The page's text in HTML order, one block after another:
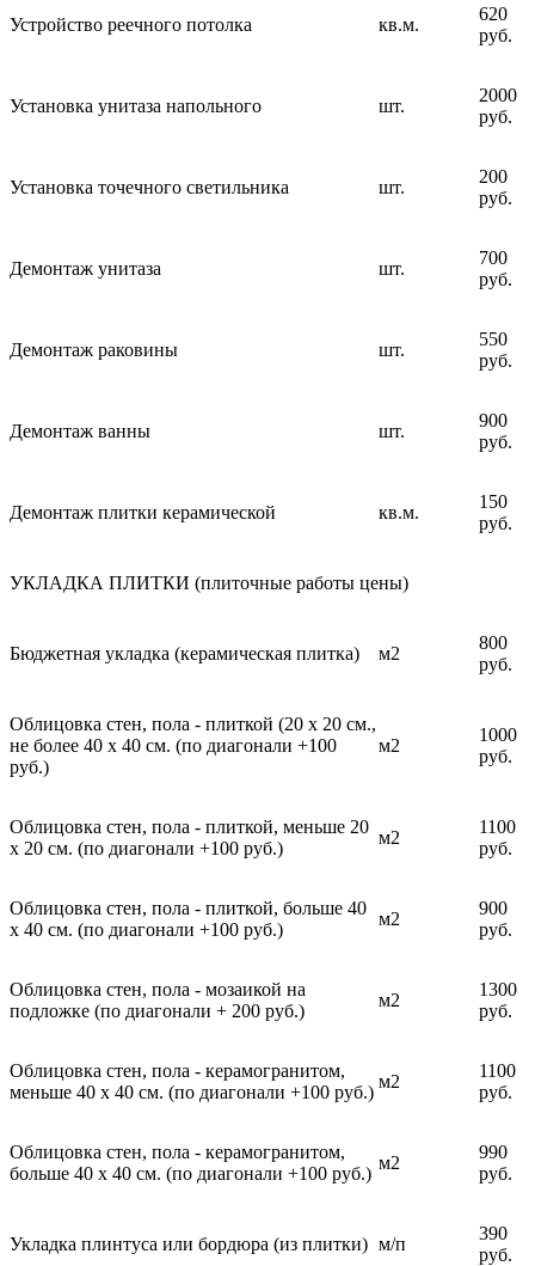
Устройство реечного потолка кв.м.
620
руб.
Установка унитаза напольного шт.
2000
руб.
Установка точечного светильника шт.
200
руб.
Демонтаж унитаза шт.
700
руб.
Демонтаж раковины шт.
550
руб.
Демонтаж ванны шт.
900
руб.
Демонтаж плитки керамической кв.м.
150
руб.
УКЛАДКА ПЛИТКИ (плиточные работы цены)
Бюджетная укладка (керамическая плитка) м2
800
руб.
Облицовка стен, пола - плиткой (20 х 20 см.,
не более 40 х 40 см. (по диагонали +100
руб.)
м2
1000
руб.
Облицовка стен, пола - плиткой, меньше 20
х 20 см. (по диагонали +100 руб.)
м2
1100
руб.
Облицовка стен, пола - плиткой, больше 40
х 40 см. (по диагонали +100 руб.)
м2
900
руб.
Облицовка стен, пола - мозаикой на
подложке (по диагонали + 200 руб.)
м2
1300
руб.
Облицовка стен, пола - керамогранитом,
меньше 40 х 40 см. (по диагонали +100 руб.)
м2
1100
руб.
Облицовка стен, пола - керамогранитом,
больше 40 х 40 см. (по диагонали +100 руб.)
м2
990
руб.
Укладка плинтуса или бордюра (из плитки) м/п
390
руб.